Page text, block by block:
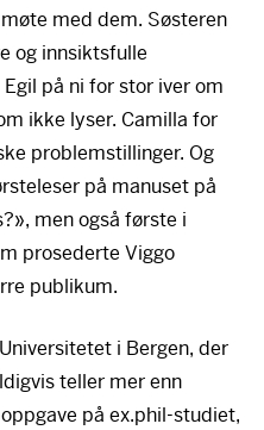
med dem. Søsteren
og innsiktsfulle
Egil på ni for stor iver om
ikke lyser. Camilla for
problemstillinger. Og
på manuset på
men også første i
prosederte Viggo
publikum.
i Bergen, der
teller mer enn
på ex.phil-studiet,